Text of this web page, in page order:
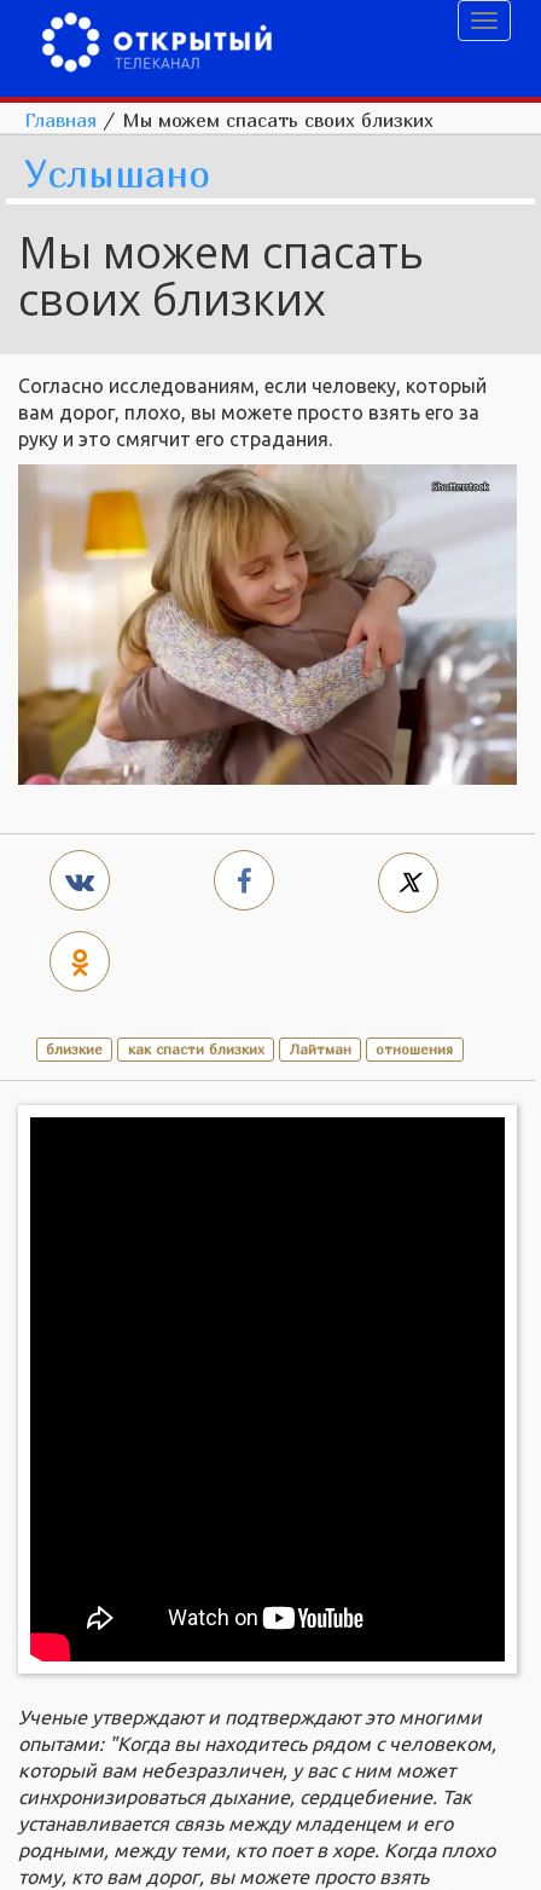
Главная / Мы можем спасать своих близких
Услышано
Мы можем спасать
своих близких
Согласно исследованиям, если человеку, который
вам дорог, плохо, вы можете просто взять его за
руку и это смягчит его страдания.
близкие как спасти близких Лайтман отношения
Ученые утверждают и подтверждают это многими
опытами: "Когда вы находитесь рядом с человеком,
который вам небезразличен, у вас с ним может
синхронизироваться дыхание, сердцебиение. Так
устанавливается связь между младенцем и его
родными, между теми, кто поет в хоре. Когда плохо
тому, кто вам дорог, вы можете просто взять